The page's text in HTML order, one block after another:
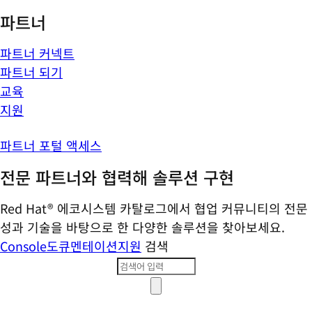
파트너
파트너 커넥트
파트너 되기
교육
지원
파트너 포털 액세스
전문 파트너와 협력해 솔루션 구현
Red Hat® 에코시스템 카탈로그에서 협업 커뮤니티의 전문
성과 기술을 바탕으로 한 다양한 솔루션을 찾아보세요.
Console도큐멘테이션지원 검색